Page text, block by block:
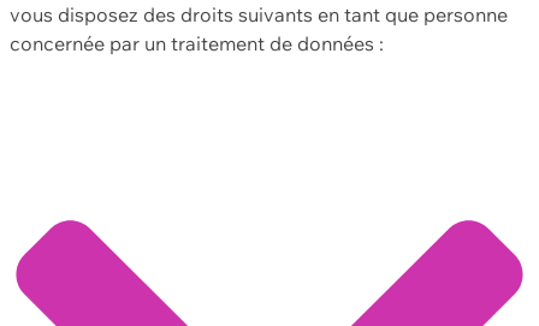
vous disposez des droits suivants en tant que personne
concernée par un traitement de données :